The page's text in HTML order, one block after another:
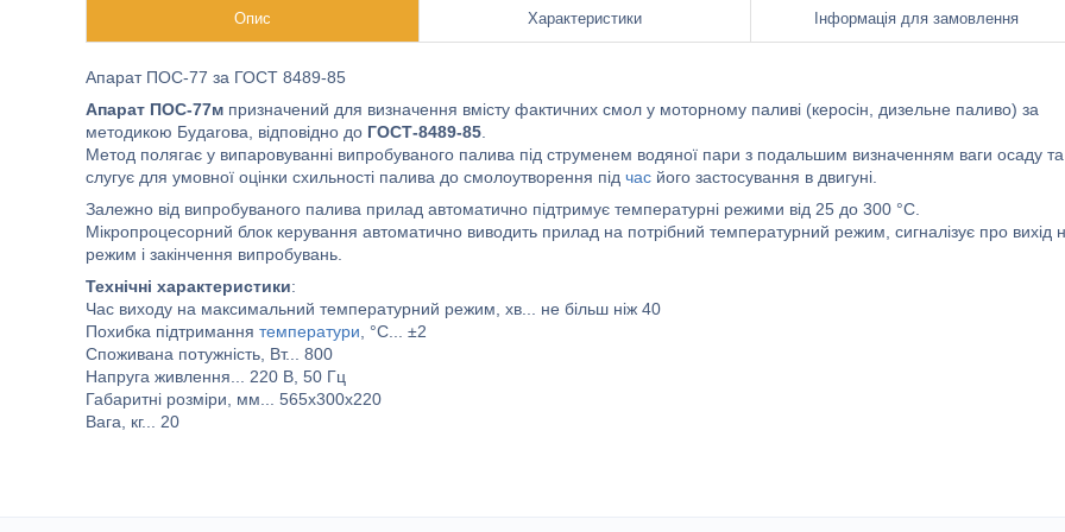
Опис Характеристики Інформація для замовлення
Апарат ПОС-77 за ГОСТ 8489-85
Апарат ПОС-77м призначений для визначення вмісту фактичних смол у моторному паливі (керосін, дизельне паливо) за
методикою Будarова, відповідно до ГОСТ-8489-85
Метод полягає у випаровуванні випробуваного палива під струменем водяної пари з подальшим визначенням ваги осаду та
слугує для умовної оцінки схильності палива до смолоутворення під час його застосування в двигуні.
Залежно від випробуваного палива прилад автоматично підтримує температурні режими від 25 до 300 °C.
Мікропроцесорний блок керування автоматично виводить прилад на потрібний температурний режим, сигналізує про вихід
режим і закінчення випробувань.
Технічні характеристики:
Час виходу на максимальний температурний режим, хв... не більш ніж 40
Похибка підтримання температури , °C... ±2
Споживана потужність, Вт... 800
Напруга живлення... 220 В, 50 Гц
Габаритні розміри, мм... 565х300х220
Вага, кг... 20